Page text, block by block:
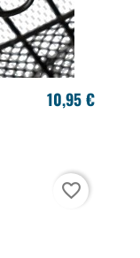
10,95 €
favorite_border